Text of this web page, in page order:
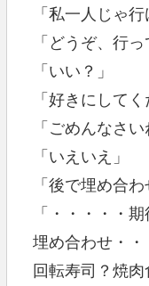
「私一人じゃ
「どうぞ、行
「いい？」
「好きにしてく
「ごめんなさい
「いえいえ」
「後で埋め合
「・・・・・
埋め合わせ・・
回転寿司？焼